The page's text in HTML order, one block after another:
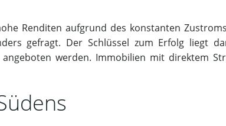
Renditen aufgrund des konstanten
gefragt. Der Schlüssel zum Erfolg liegt
werden. Immobilien mit direktem